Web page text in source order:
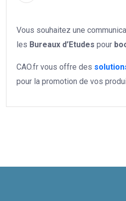
Vous souhaitez une
les Bureaux d’Etudes pour
CAO.fr vous offre des
pour la promotion de vos